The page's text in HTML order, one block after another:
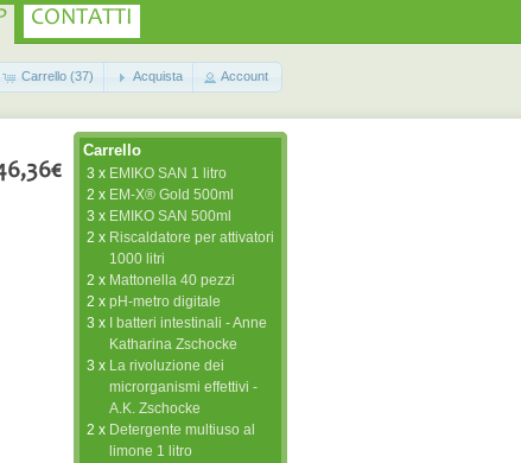
CONTATTI
Carrello (37) Acquista Account
Carrello
3 x EMIKO SAN 1 litro
2 x EM-X® Gold 500ml
3 x EMIKO SAN 500ml
2 x Riscaldatore per attivatori
1000 litri
2 x Mattonella 40 pezzi
2 x pH-metro digitale
3 x
I batteri intestinali - Anne
Katharina Zschocke
3 x La rivoluzione dei
microrganismi effettivi -
A.K. Zschocke
2 x Detergente multiuso al
limone 1 litro